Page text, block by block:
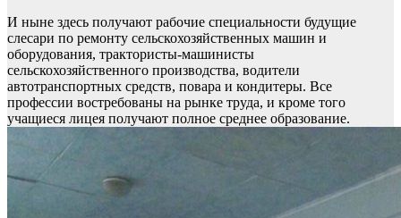
И ныне здесь получают рабочие специальности будущие
слесари по ремонту сельскохозяйственных машин и
оборудования, трактористы-машинисты
сельскохозяйственного производства, водители
автотранспортных средств, повара и кондитеры. Все
профессии востребованы на рынке труда, и кроме того
учащиеся лицея получают полное среднее образование.